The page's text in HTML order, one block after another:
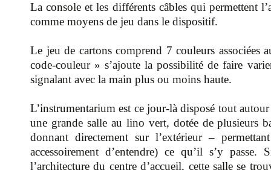
La console et les différents câbles qui permettent
comme moyens de jeu dans le dispositif.
Le jeu de cartons comprend 7 couleurs associées
code-couleur » s’ajoute la possibilité de faire
signalant avec la main plus ou moins haute.
L’instrumentarium est ce jour-là disposé tout
une grande salle au lino vert, dotée de plusieurs
donnant directement sur l’extérieur –
accessoirement d’entendre) ce qu’il s’y
l’architecture du centre d’accueil, cette salle se